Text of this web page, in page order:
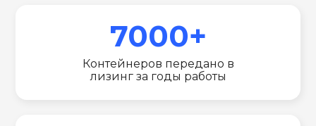
7000+
Контейнеров передано в
лизинг за годы работы